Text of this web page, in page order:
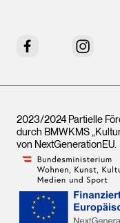
Facebook Instagram
2023/2024 Partielle
durch BMWKMS
von NextGenerationEU.